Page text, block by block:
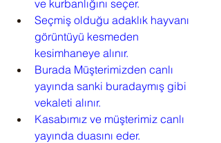
ve kurbanlığını seçer.
Seçmiş olduğu adaklık hayvanı
görüntüyü kesmeden
kesimhaneye alınır.
Burada Müşterimizden canlı
yayında sanki buradaymış gibi
vekaleti alınır.
Kasabımız ve müşterimiz canlı
yayında duasını eder.